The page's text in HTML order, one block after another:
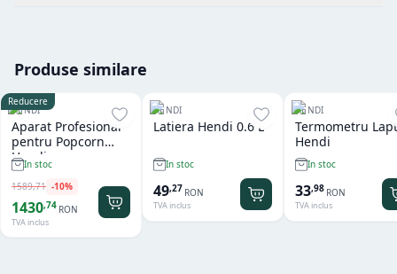
Produse similare
Reducere
HENDI
Aparat Profesional
pentru Popcorn
Hendi
In stoc
1589,71 -10%
1430,74 RON
TVA inclus
HENDI
Latiera Hendi 0.6 L
In stoc
49,27 RON
TVA inclus
HENDI
Termometru
Hendi
In stoc
33,98 RON
TVA inclus